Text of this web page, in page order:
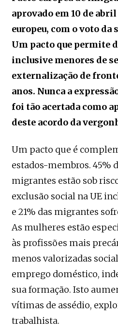
aprovado em 10 de
europeu, com o voto
Um pacto que permite
inclusive menores de
externalização de
anos. Nunca a
foi tão acertada como
deste acordo da
Um pacto que é
estados-membros. 45%
migrantes estão sob
exclusão social na UE
e 21% das migrantes
As mulheres estão
às profissões mais
menos valorizadas
emprego doméstico,
sua formação. Isto
vítimas de assédio,
trabalhista.